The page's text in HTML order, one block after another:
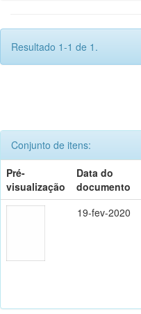
Resultado 1-1 de 1.
Conjunto de itens:
Pré-
visualização
Data do
documento
19-fev-2020